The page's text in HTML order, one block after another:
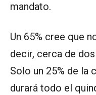
mandato.
Un 65% cree que
decir, cerca de
Solo un 25% de la
durará todo el